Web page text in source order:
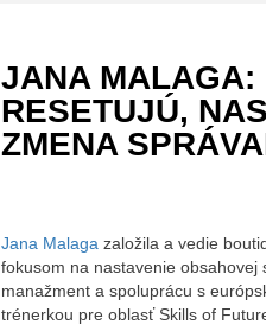
JANA MALAGA:
RESETUJÚ,
ZMENA
Jana Malaga založila a vedie
fokusom na nastavenie
manažment a spoluprácu s
trénerkou pre oblasť Skills of